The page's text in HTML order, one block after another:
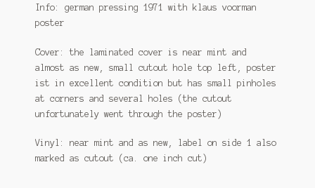
Info: german pressing 1971 with klaus voorman
poster
Cover: the laminated cover is near mint and
almost as new, small cutout hole top left, poster
ist in excellent condition but has small pinholes
at corners and several holes (the cutout
unfortunately went through the poster)
Vinyl: near mint and as new, label on side 1 also
marked as cutout (ca. one inch cut)